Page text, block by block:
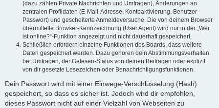
(dazu zählen Private Nachrichten und Umfragen), Änderungen an
zentralen Profildaten (E-Mail-Adresse, Kontoaktivierung, Benutzer-
Passwort) und gescheiterte Anmeldeversuche. Die von deinem Browser
übermittelte Browser-Kennzeichnung (User Agent) wird nur in der „Wer
ist online?“-Funktion angezeigt und nicht dauerhaft gespeichert.
Schließlich erfordern einzelne Funktionen des Boards, dass weitere
Daten gespeichert werden. Dazu gehören dein Abstimmungsverhalten
bei Umfragen, der Gelesen-Status von deinen Beiträgen oder explizit
von dir gesetzte Lesezeichen oder Benachrichtigungsfunktionen.
Dein Passwort wird mit einer Einwege-Verschlüsselung (Hash)
gespeichert, so dass es sicher ist. Jedoch wird dir empfohlen,
dieses Passwort nicht auf einer Vielzahl von Webseiten zu